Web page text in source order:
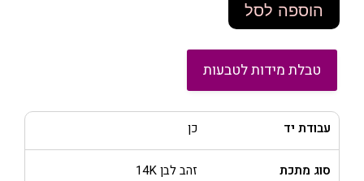
הוספה לסל
טבלת מידות לטבעות
עבודת יד כן
סוג מתכת זהב לבן 14K